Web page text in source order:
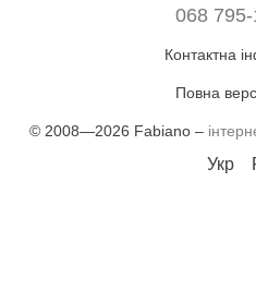
068
Контактна
Повна
© 2008—2026 Fabiano –
Укр